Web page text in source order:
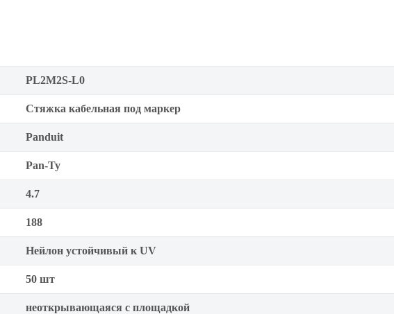
PL2M2S-L0
Стяжка кабельная под маркер
Panduit
Pan-Ty
4.7
188
Нейлон устойчивый к UV
50 шт
неоткрывающаяся с площадкой